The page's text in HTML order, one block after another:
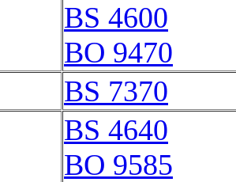
BS 4600
BO 9470
BS 7370
BS 4640
BO 9585